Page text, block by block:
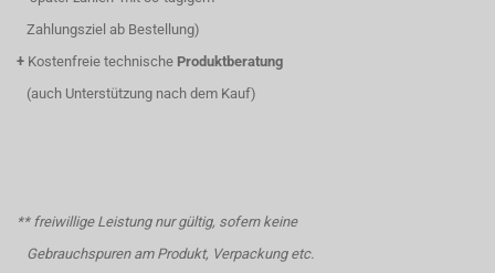
Zahlungsziel ab Bestellung)
+ Kostenfreie technische Produktberatung
(auch Unterstützung nach dem Kauf)
** freiwillige Leistung nur gültig, sofern keine
Gebrauchspuren am Produkt, Verpackung etc.